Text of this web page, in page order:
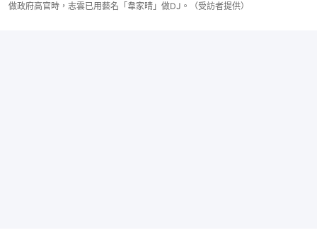
做政府高官時，志雲已用藝名「韋家晴」做DJ。（受訪者提供）